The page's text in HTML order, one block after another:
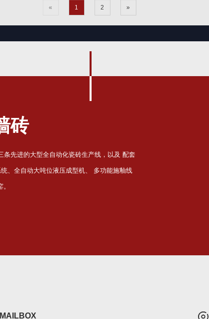
« 1 2 »
砖
条先进的大型全自动化瓷砖生产线，以及 配套
、全自动大吨位液压成型机、 多功能施釉线
MAILBOX